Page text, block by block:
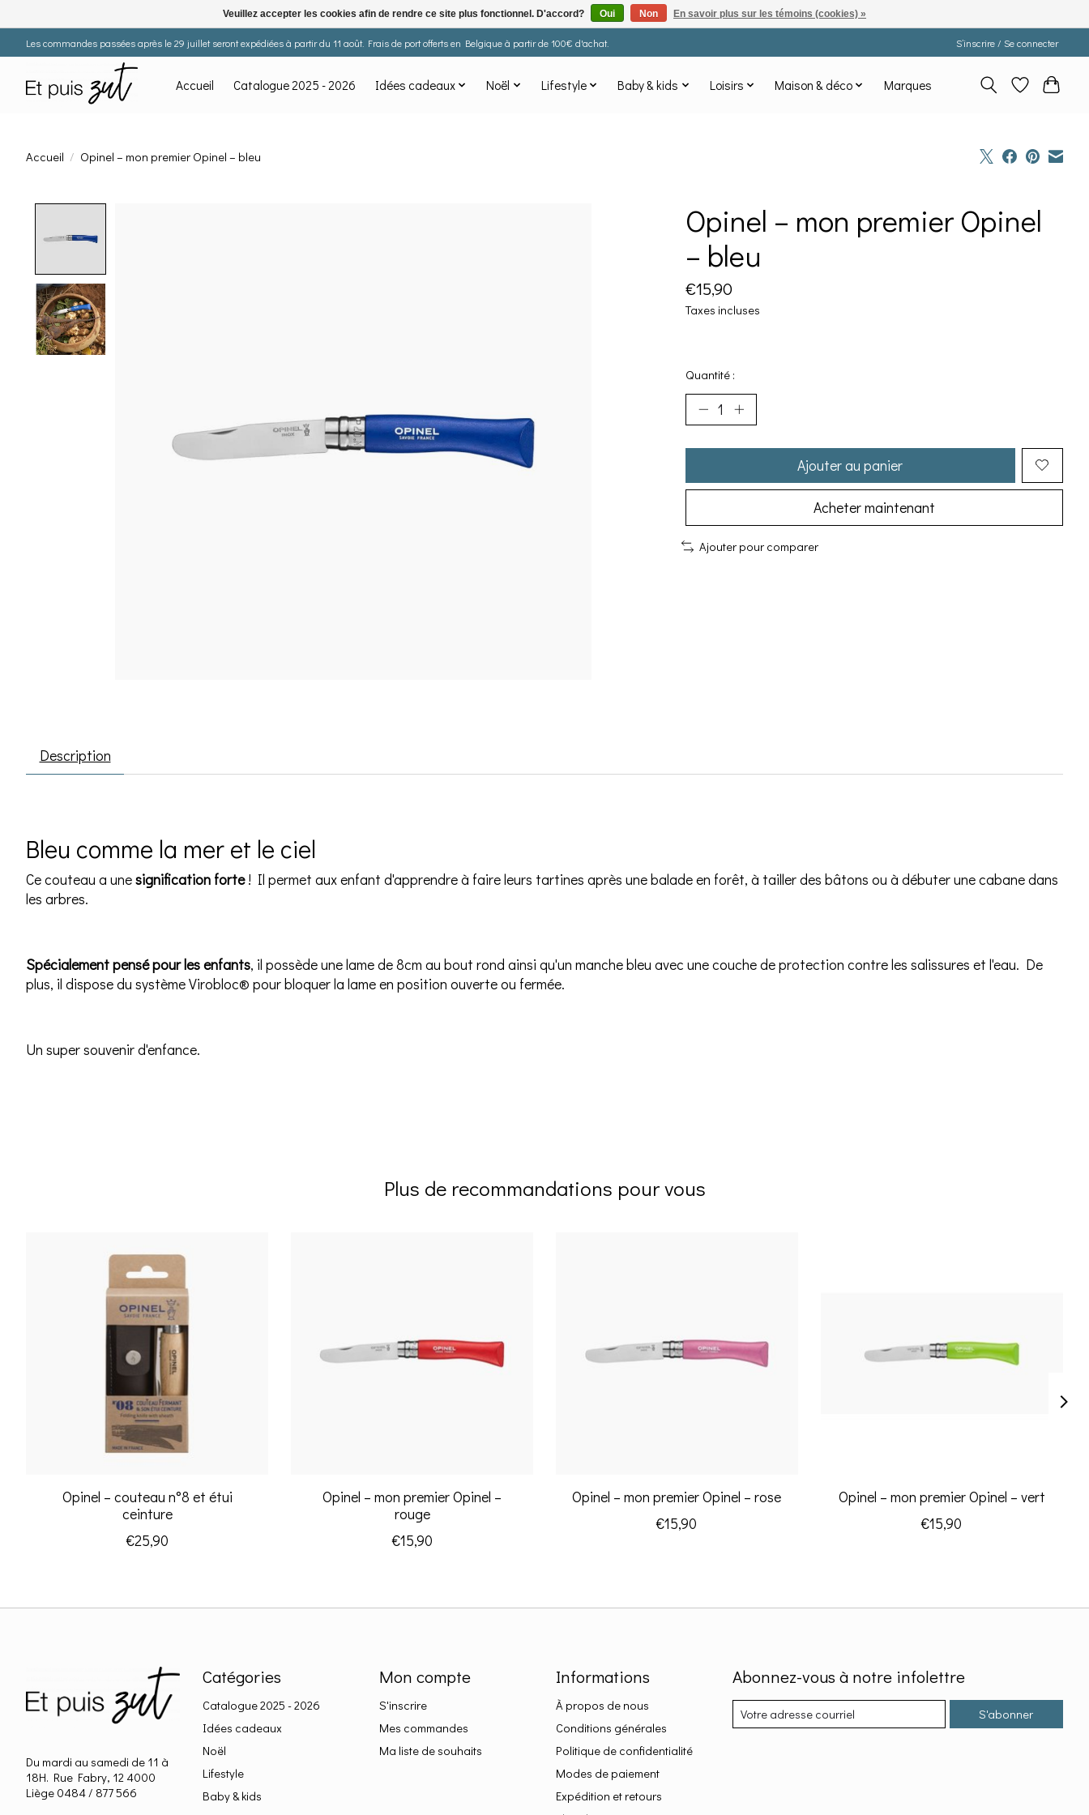
Les commandes passées après le 29 juillet seront expédiées à partir du 11 août. Frais de port offerts en Belgique à partir de 100€ d'achat. S’inscrire / Se connecter
Accueil Catalogue 2025 - 2026 Idées cadeaux Noël Lifestyle Baby & kids Loisirs Maison & déco Marques
Accueil / Opinel – mon premier Opinel – bleu
Opinel – mon premier Opinel
– bleu
€15,90
Taxes incluses
Quantité :
Ajouter au panier
Acheter maintenant
Ajouter pour comparer
Description
Bleu comme la mer et le ciel
Ce couteau a unesignification forte! Il permet aux enfant d'apprendre à faire leurs tartines après une balade en forêt, à tailler des bâtons ou à débuter une cabane dans
les arbres.
Spécialement pensé pour les enfants, il possède une lame de 8cm au bout rond ainsi qu'un manche bleu avec une couche de protection contre les salissures et l'eau. De
plus, il dispose du système Virobloc® pour bloquer la lame en position ouverte ou fermée.
Un super souvenir d'enfance.
Plus de recommandations pour vous
Opinel – couteau n°8 et étui
ceinture
€25,90
Opinel – mon premier Opinel –
rouge
€15,90
Opinel – mon premier Opinel – rose
€15,90
Opinel – mon premier Opinel – vert
€15,90
Du mardi au samedi de 11 à
18H. Rue Fabry, 12 4000
Liège 0484 / 877 566
Catégories
Catalogue 2025 - 2026
Idées cadeaux
Noël
Lifestyle
Baby & kids
Mon compte
S'inscrire
Mes commandes
Ma liste de souhaits
Informations
À propos de nous
Conditions générales
Politique de confidentialité
Modes de paiement
Expédition et retours
Abonnez-vous à notre infolettre
S'abonner
Veuillez accepter les cookies afin de rendre ce site plus fonctionnel. D'accord? Oui Non En savoir plus sur les témoins (cookies) »